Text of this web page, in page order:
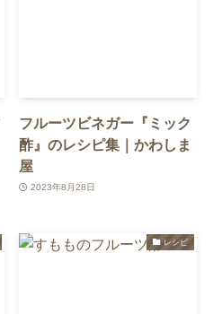
フルーツビネガー『ミック
酢』のレシピ集｜かわしま
屋
2023年8月28日
レシピ